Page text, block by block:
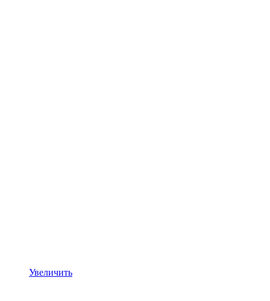
Увеличить